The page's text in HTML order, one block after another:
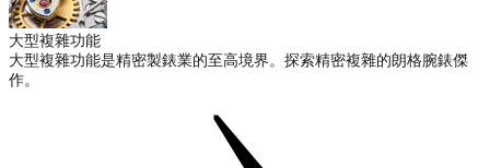
大型複雜功能
大型複雜功能是精密製錶業的至高境界。探索精密複雜的朗格腕錶傑
作。